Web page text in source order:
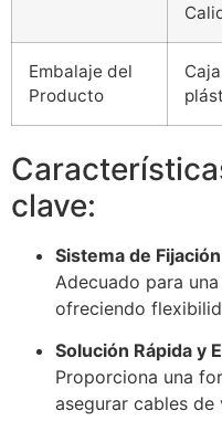
Embalaje del
Producto
clave:
Sistema de
Adecuado para
ofreciendo
Solución Rápida y
Proporciona una
asegurar cables de